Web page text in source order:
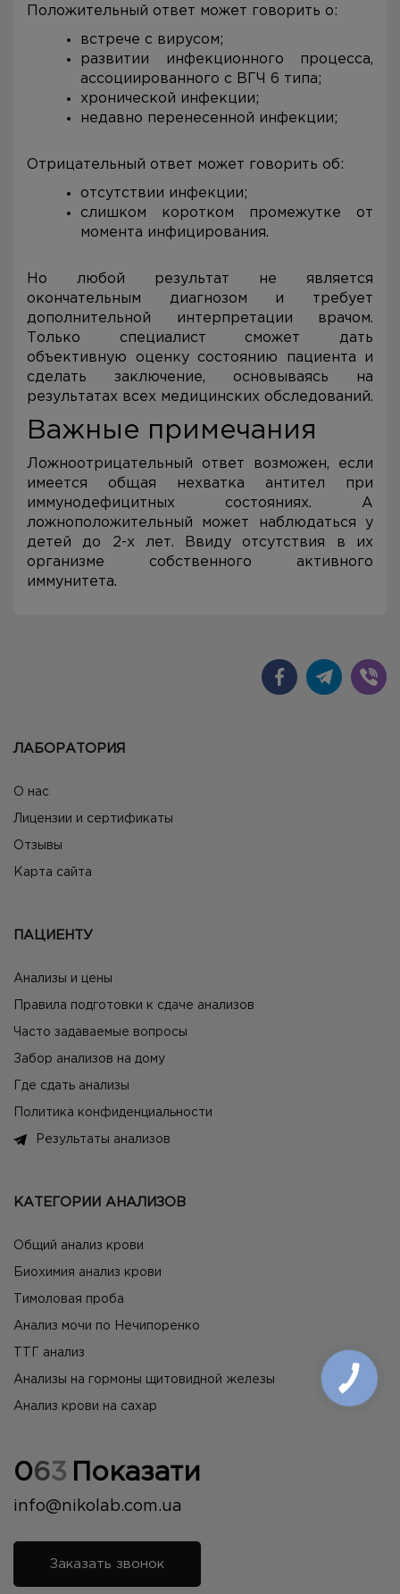
Положительный ответ может говорить о:
встрече с вирусом;
развитии инфекционного процесса,
ассоциированного с ВГЧ 6 типа;
хронической инфекции;
недавно перенесенной инфекции;
Отрицательный ответ может говорить об:
отсутствии инфекции;
слишком коротком промежутке от
момента инфицирования.
Но любой результат не является
окончательным диагнозом и требует
дополнительной интерпретации врачом.
Только специалист сможет дать
объективную оценку состоянию пациента и
сделать заключение, основываясь на
результатах всех медицинских обследований.
Важные примечания
Ложноотрицательный ответ возможен, если
имеется общая нехватка антител при
иммунодефицитных состояниях. А
ложноположительный может наблюдаться у
детей до 2-х лет. Ввиду отсутствия в их
организме собственного активного
иммунитета.
ЛАБОРАТОРИЯ
О нас
Лицензии и сертификаты
Отзывы
Карта сайта
ПАЦИЕНТУ
Анализы и цены
Правила подготовки к сдаче анализов
Часто задаваемые вопросы
Забор анализов на дому
Где сдать анализы
Политика конфиденциальности
Результаты анализов
КАТЕГОРИИ АНАЛИЗОВ
Общий анализ крови
Биохимия анализ крови
Тимоловая проба
Анализ мочи по Нечипоренко
ТТГ анализ
Анализы на гормоны щитовидной железы
Анализ крови на сахар
063 Показати
info@nikolab.com.ua
Заказать звонок